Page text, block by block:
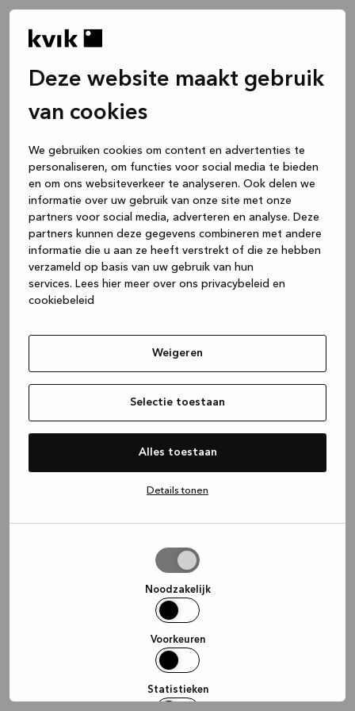
Deze website maakt gebruik
van cookies
We gebruiken cookies om content en advertenties te
personaliseren, om functies voor social media te bieden
en om ons websiteverkeer te analyseren. Ook delen we
informatie over uw gebruik van onze site met onze
partners voor social media, adverteren en analyse. Deze
partners kunnen deze gegevens combineren met andere
informatie die u aan ze heeft verstrekt of die ze hebben
verzameld op basis van uw gebruik van hun
services. Lees hier meer over ons privacybeleid en
cookiebeleid
Weigeren
Selectie toestaan
Alles toestaan
Details tonen
Noodzakelijk
Voorkeuren
Statistieken
(see the browser console for more
information).